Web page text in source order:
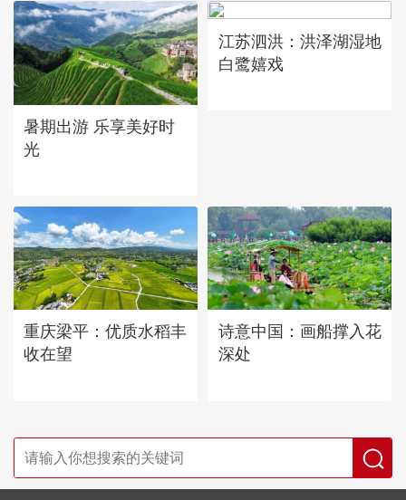
暑期出游 乐享美好时
光
江苏泗洪：洪泽湖湿地
白鹭嬉戏
重庆梁平：优质水稻丰
收在望
诗意中国：画船撑入花
深处